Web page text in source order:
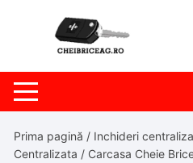
Prima pagină / Inchideri
Centralizata / Carcasa Cheie